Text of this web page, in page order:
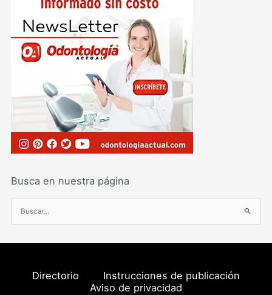
Busca en nuestra página
u
s
Directorio
Instrucciones de publicación
Aviso de privacidad